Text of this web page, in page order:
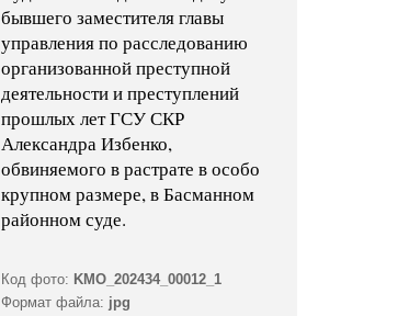
бывшего заместителя главы
управления по расследованию
организованной преступной
деятельности и преступлений
прошлых лет ГСУ СКР
Александра Избенко,
обвиняемого в растрате в особо
крупном размере, в Басманном
районном суде.
Код фото: KMO_202434_00012_1
Формат файла: jpg